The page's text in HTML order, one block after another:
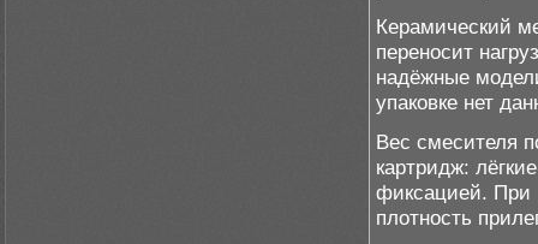
Керамический
переносит
надёжные
упаковке нет
Вес смесителя
картридж:
фиксацией. При
плотность